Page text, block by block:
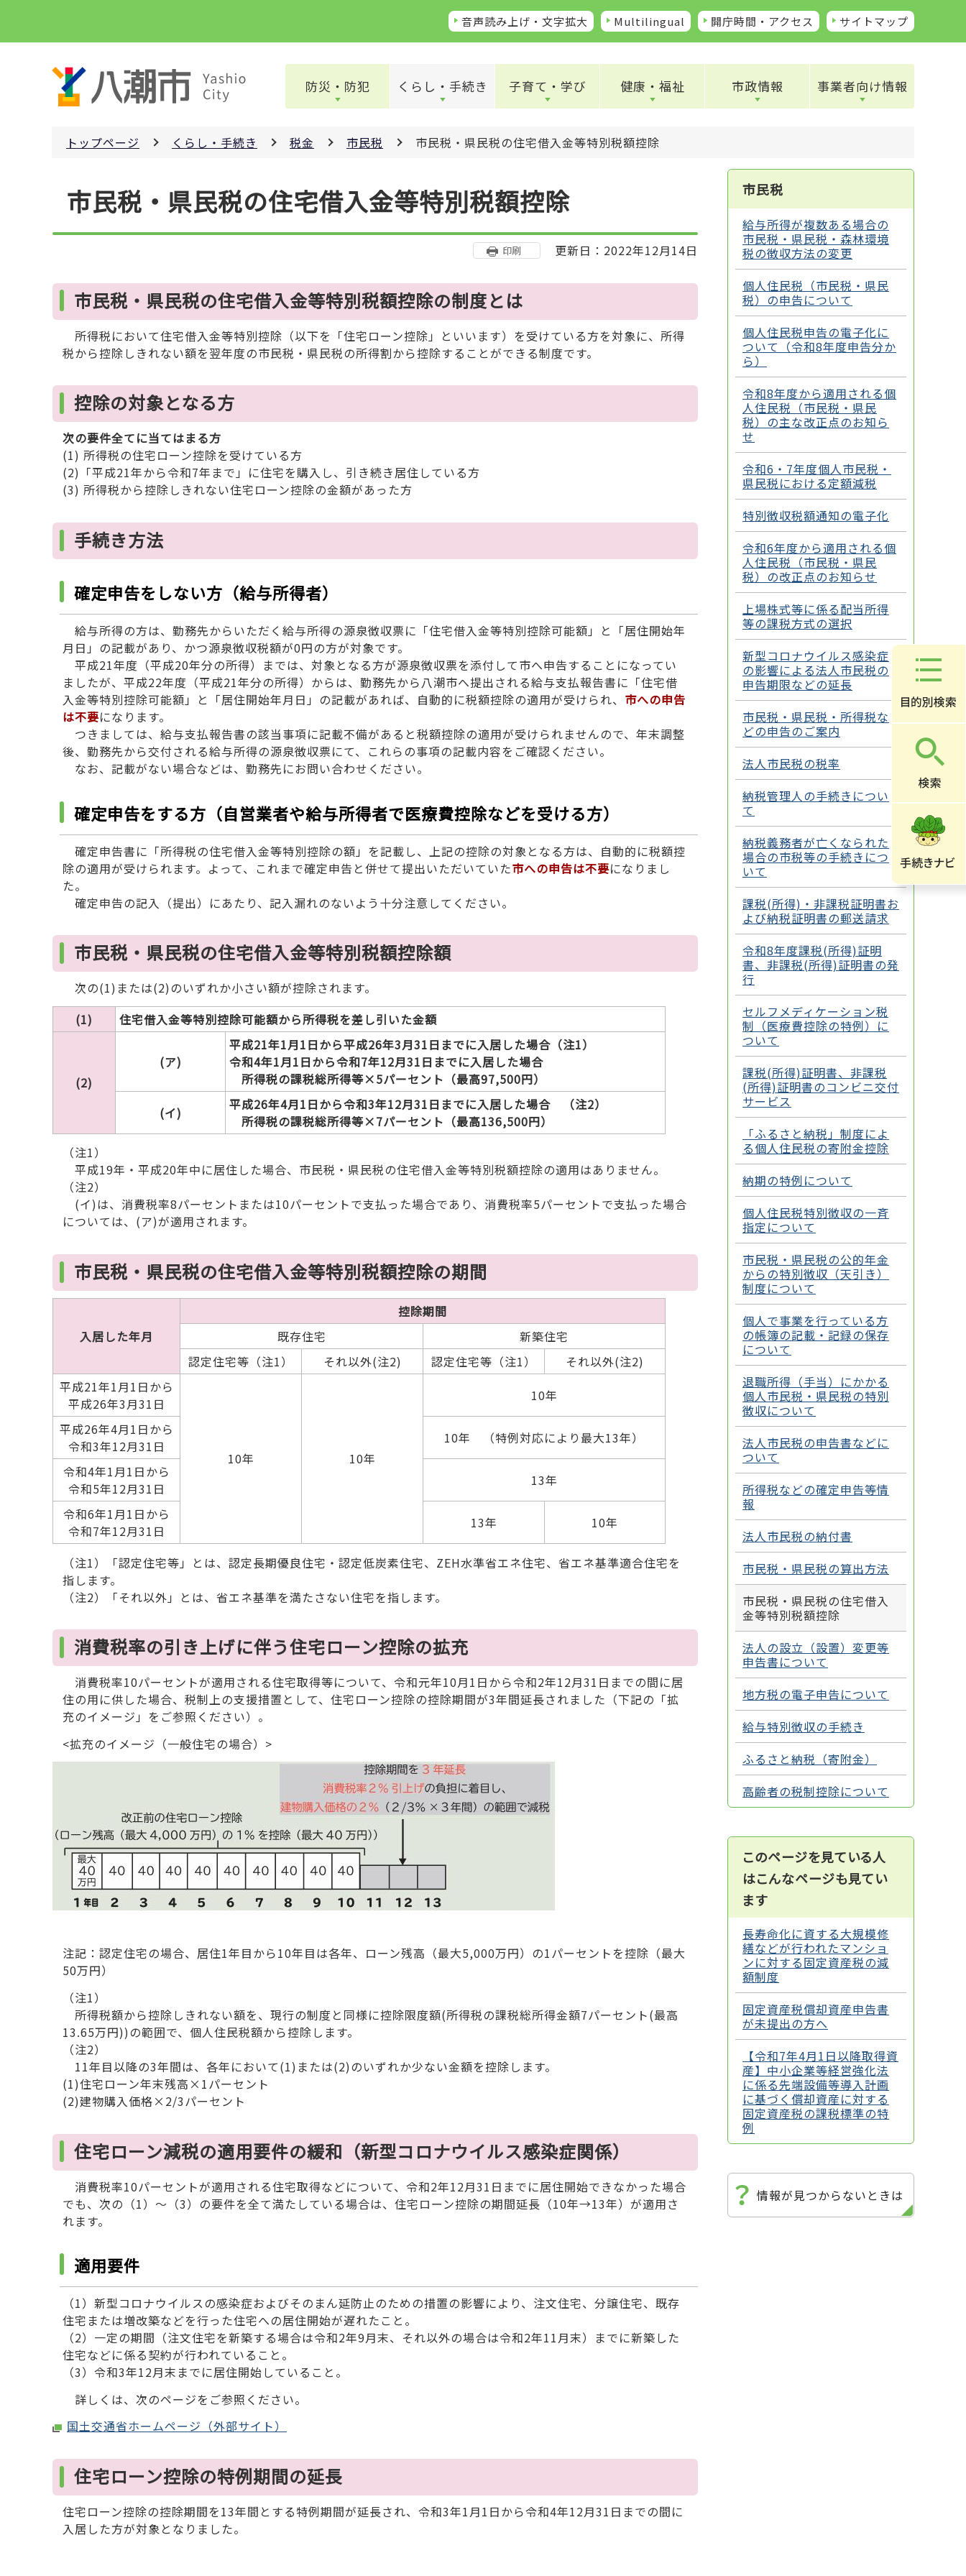
ペ
音声読み上げ・文字拡大 Multilingual 開庁時間・アクセス サイトマップ
防災・防犯 くらし・手続き 子育て・学び 健康・福祉 市政情報 事業者向け情報
トップページ くらし・手続き 税金 市民税 市民税・県民税の住宅借入金等特別税額控除
市民税・県民税の住宅借入金等特別税額控除
印刷 更新日：2022年12月14日
市民税・県民税の住宅借入金等特別税額控除の制度とは
所得税において住宅借入金等特別控除（以下を「住宅ローン控除」といいます）を受けている方を対象に、所得
税から控除しきれない額を翌年度の市民税・県民税の所得割から控除することができる制度です。
控除の対象となる方
次の要件全てに当てはまる方
(1) 所得税の住宅ローン控除を受けている方
(2)「平成21年から令和7年まで」に住宅を購入し、引き続き居住している方
(3) 所得税から控除しきれない住宅ローン控除の金額があった方
手続き方法
確定申告をしない方（給与所得者）
給与所得の方は、勤務先からいただく給与所得の源泉徴収票に「住宅借入金等特別控除可能額」と「居住開始年
月日」の記載があり、かつ源泉徴収税額が0円の方が対象です。
平成21年度（平成20年分の所得）までは、対象となる方が源泉徴収票を添付して市へ申告することになってい
ましたが、平成22年度（平成21年分の所得）からは、勤務先から八潮市へ提出される給与支払報告書に「住宅借
入金等特別控除可能額」と「居住開始年月日」の記載があれば、自動的に税額控除の適用が受けられ、 市への申告
は不要になります。
つきましては、給与支払報告書の該当事項に記載不備があると税額控除の適用が受けられませんので、年末調整
後、勤務先から交付される給与所得の源泉徴収票にて、これらの事項の記載内容をご確認ください。
なお、記載がない場合などは、勤務先にお問い合わせください。
確定申告をする方（自営業者や給与所得者で医療費控除などを受ける方）
確定申告書に「所得税の住宅借入金等特別控除の額」を記載し、上記の控除の対象となる方は、自動的に税額控
除の適用が受けられます。よって、これまで確定申告と併せて提出いただいていた市への申告は不要になりまし
た。
確定申告の記入（提出）にあたり、記入漏れのないよう十分注意してください。
市民税・県民税の住宅借入金等特別税額控除額
次の(1)または(2)のいずれか小さい額が控除されます。
(1)
住宅借入金等特別控除可能額から所得税を差し引いた金額
(2)
(ア)
平成21年1月1日から平成26年3月31日までに入居した場合（注1）
令和4年1月1日から令和7年12月31日までに入居した場合
所得税の課税総所得等×5パーセント（最高97,500円）
(イ)
平成26年4月1日から令和3年12月31日までに入居した場合 （注2）
所得税の課税総所得等×7パーセント（最高136,500円）
（注1）
平成19年・平成20年中に居住した場合、市民税・県民税の住宅借入金等特別税額控除の適用はありません。
（注2）
(イ)は、消費税率8パーセントまたは10パーセントで支払った場合であり、消費税率5パーセントで支払った場合
については、(ア)が適用されます。
市民税・県民税の住宅借入金等特別税額控除の期間
入居した年月
控除期間
既存住宅
新築住宅
認定住宅等（注1）
それ以外(注2) 認定住宅等（注1）
それ以外(注2)
平成21年1月1日から
平成26年3月31日
10年 10年
10年
平成26年4月1日から
令和3年12月31日
10年 （特例対応により最大13年）
令和4年1月1日から
令和5年12月31日
13年
令和6年1月1日から
令和7年12月31日
13年 10年
（注1）「認定住宅等」とは、認定長期優良住宅・認定低炭素住宅、ZEH水準省エネ住宅、省エネ基準適合住宅を
指します。
（注2）「それ以外」とは、省エネ基準を満たさない住宅を指します。
消費税率の引き上げに伴う住宅ローン控除の拡充
消費税率10パーセントが適用される住宅取得等について、令和元年10月1日から令和2年12月31日までの間に居
住の用に供した場合、税制上の支援措置として、住宅ローン控除の控除期間が3年間延長されました（下記の「拡
充のイメージ」をご参照ください）。
<拡充のイメージ（一般住宅の場合）>
注記：認定住宅の場合、居住1年目から10年目は各年、ローン残高（最大5,000万円）の1パーセントを控除（最大
50万円）
（注1）
所得税額から控除しきれない額を、現行の制度と同様に控除限度額(所得税の課税総所得金額7パーセント(最高
13.65万円))の範囲で、個人住民税額から控除します。
（注2）
11年目以降の3年間は、各年において(1)または(2)のいずれか少ない金額を控除します。
(1)住宅ローン年末残高×1パーセント
(2)建物購入価格×2/3パーセント
住宅ローン減税の適用要件の緩和（新型コロナウイルス感染症関係）
消費税率10パーセントが適用される住宅取得などについて、令和2年12月31日までに居住開始できなかった場合
でも、次の（1）～（3）の要件を全て満たしている場合は、住宅ローン控除の期間延長（10年→13年）が適用さ
れます。
適用要件
（1）新型コロナウイルスの感染症およびそのまん延防止のための措置の影響により、注文住宅、分譲住宅、既存
住宅または増改築などを行った住宅への居住開始が遅れたこと。
（2）一定の期間（注文住宅を新築する場合は令和2年9月末、それ以外の場合は令和2年11月末）までに新築した
住宅などに係る契約が行われていること。
（3）令和3年12月末までに居住開始していること。
詳しくは、次のページをご参照ください。
国土交通省ホームページ（外部サイト）
住宅ローン控除の特例期間の延長
住宅ローン控除の控除期間を13年間とする特例期間が延長され、令和3年1月1日から令和4年12月31日までの間に
入居した方が対象となりました。
市民税
給与所得が複数ある場合の
市民税・県民税・森林環境
税の徴収方法の変更
個人住民税（市民税・県民
税）の申告について
個人住民税申告の電子化に
ついて（令和8年度申告分か
ら）
令和8年度から適用される個
人住民税（市民税・県民
税）の主な改正点のお知ら
せ
令和6・7年度個人市民税・
県民税における定額減税
特別徴収税額通知の電子化
令和6年度から適用される個
人住民税（市民税・県民
税）の改正点のお知らせ
上場株式等に係る配当所得
等の課税方式の選択
新型コロナウイルス感染症
の影響による法人市民税の
申告期限などの延長
市民税・県民税・所得税な
どの申告のご案内
法人市民税の税率
納税管理人の手続きについ
て
納税義務者が亡くなられた
場合の市税等の手続きにつ
いて
課税(所得)・非課税証明書お
よび納税証明書の郵送請求
令和8年度課税(所得)証明
書、非課税(所得)証明書の発
行
セルフメディケーション税
制（医療費控除の特例）に
ついて
課税(所得)証明書、非課税
(所得)証明書のコンビニ交付
サービス
「ふるさと納税」制度によ
る個人住民税の寄附金控除
納期の特例について
個人住民税特別徴収の一斉
指定について
市民税・県民税の公的年金
からの特別徴収（天引き）
制度について
個人で事業を行っている方
の帳簿の記載・記録の保存
について
退職所得（手当）にかかる
個人市民税・県民税の特別
徴収について
法人市民税の申告書などに
ついて
所得税などの確定申告等情
報
法人市民税の納付書
市民税・県民税の算出方法
市民税・県民税の住宅借入
金等特別税額控除
法人の設立（設置）変更等
申告書について
地方税の電子申告について
給与特別徴収の手続き
ふるさと納税（寄附金）
高齢者の税制控除について
このページを見ている人
はこんなページも見てい
ます
長寿命化に資する大規模修
繕などが行われたマンショ
ンに対する固定資産税の減
額制度
固定資産税償却資産申告書
が未提出の方へ
【令和7年4月1日以降取得資
産】中小企業等経営強化法
に係る先端設備等導入計画
に基づく償却資産に対する
固定資産税の課税標準の特
例
情報が見つからないときは